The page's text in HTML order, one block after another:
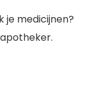
je medicijnen?